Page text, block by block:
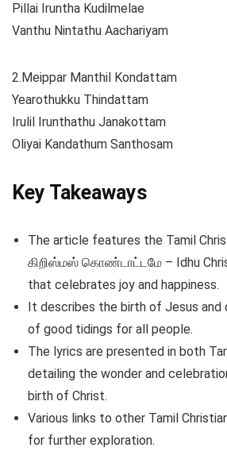
Pillai Iruntha Kudilmelae
Vanthu Nintathu Aachariyam
2.Meippar Manthil Kondattam
Yearothukku Thindattam
Irulil Irunthathu Janakottam
Oliyai Kandathum Santhosam
Key Takeaways
The article features the Tamil
கிறிஸ்மஸ் கொண்டாட்டமே – Idhu
that celebrates joy and happiness.
It describes the birth of Jesus and
of good tidings for all people.
The lyrics are presented in both
detailing the wonder and
birth of Christ.
Various links to other Tamil
for further exploration.